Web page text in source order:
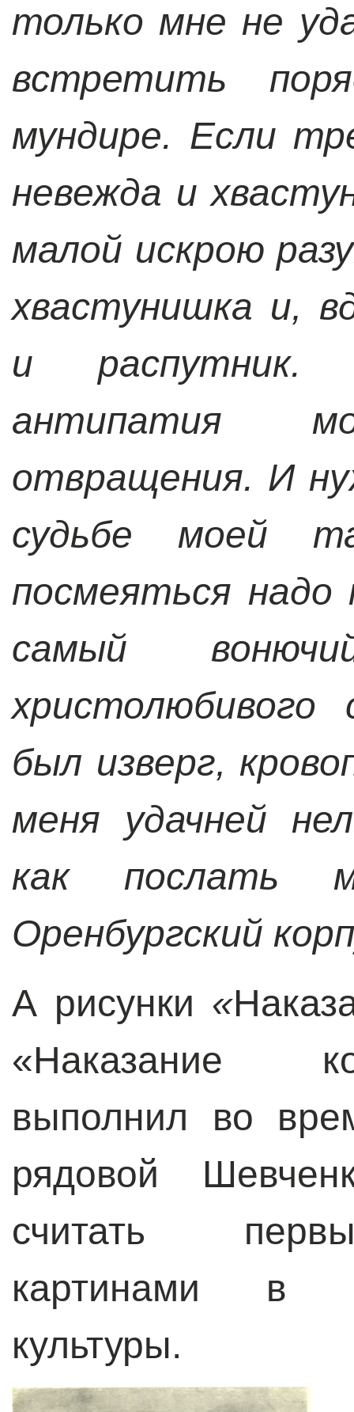
только мне не
встретить
мундире. Если
невежда и
малой искрою
хвастунишка и,
и распутник.
антипатия
отвращения. И
судьбе моей
посмеяться
самый
был изверг,
меня удачней
как послать
Оренбургский
А рисунки «
«Наказание
выполнил во
рядовой
считать
картинами в
культуры.